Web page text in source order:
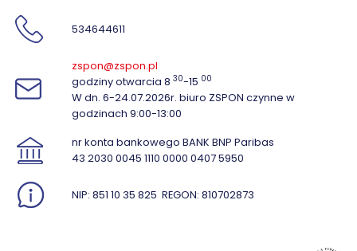
534644611
zspon@zspon.pl
godziny otwarcia 8 30-15 00
W dn. 6-24.07.2026r. biuro ZSPON czynne w
godzinach 9:00-13:00
nr konta bankowego BANK BNP Paribas
43 2030 0045 1110 0000 0407 5950
NIP: 851 10 35 825 REGON: 810702873